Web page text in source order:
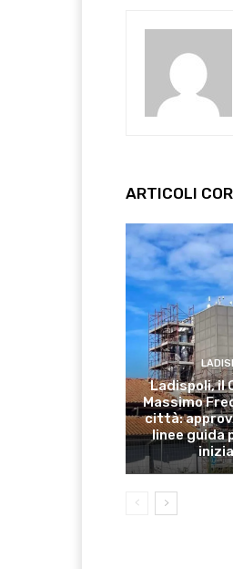
ARTICOLI
Ladispoli, il
Massimo
città:
linee guida